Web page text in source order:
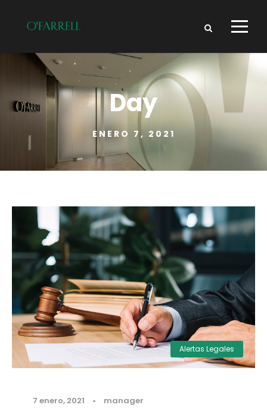
Day
ENERO 7, 2021
Alertas Legales
7 enero, 2021 • manager